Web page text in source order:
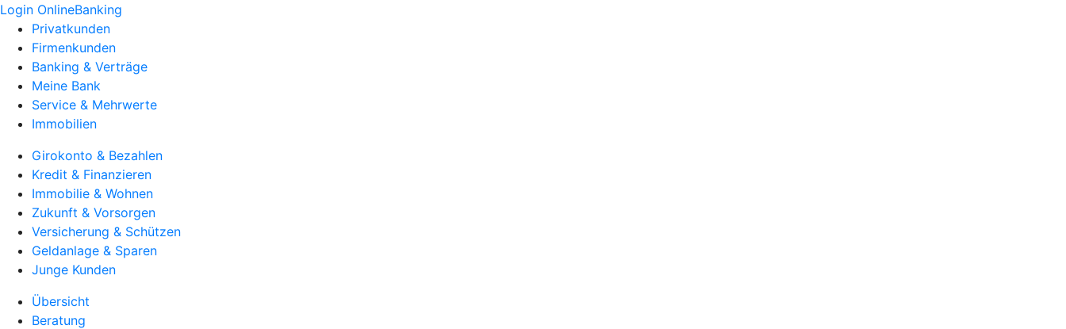
Login OnlineBanking
Privatkunden
Firmenkunden
Banking & Verträge
Meine Bank
Service & Mehrwerte
Immobilien
Girokonto & Bezahlen
Kredit & Finanzieren
Immobilie & Wohnen
Zukunft & Vorsorgen
Versicherung & Schützen
Geldanlage & Sparen
Junge Kunden
Übersicht
Beratung